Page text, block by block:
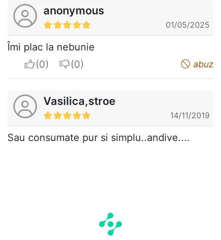
anonymous
01/05/2025
Îmi plac la nebunie
I apreciateI do not appreciate abuz
Vasilica,stroe
14/11/2019
Sau consumate pur si simplu..andive....